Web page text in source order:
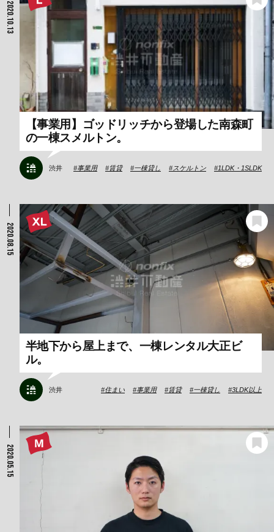
2020.10.13
【事業用】ゴッドリッチから登場した南森町
の一棟スメルトン。
渋井 事業用 賃貸 一棟貸し スケルトン 1LDK・1SLDK
2020.08.15
半地下から屋上まで、一棟レンタル大正ビ
ル。
渋井 住まい 事業用 賃貸 一棟貸し 3LDK以上
2020.05.15